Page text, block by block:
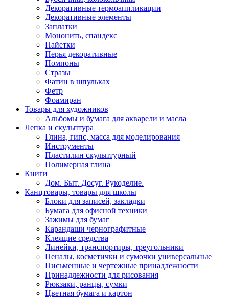
Декоративные термоаппликации
Декоративные элементы
Заплатки
Мононить, спандекс
Пайетки
Перья декоративные
Помпоны
Стразы
Фатин в шпульках
Фетр
Фоамиран
Товары для художников
Альбомы и бумага для акварели и масла
Лепка и скульптура
Глина, гипс, масса для моделирования
Инструменты
Пластилин скульптурный
Полимерная глина
Книги
Дом. Быт. Досуг. Рукоделие.
Канцтовары, товары для школы
Блоки для записей, закладки
Бумага для офисной техники
Зажимы для бумаг
Карандаши чернографитные
Клеящие средства
Линейки, транспортиры, треугольники
Пеналы, косметички и сумочки универсальные
Письменные и чертежные принадлежности
Принадлежности для рисования
Рюкзаки, ранцы, сумки
Цветная бумага и картон